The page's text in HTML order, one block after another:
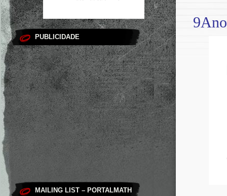
PUBLICIDADE
MAILING LIST – PORTALMATH